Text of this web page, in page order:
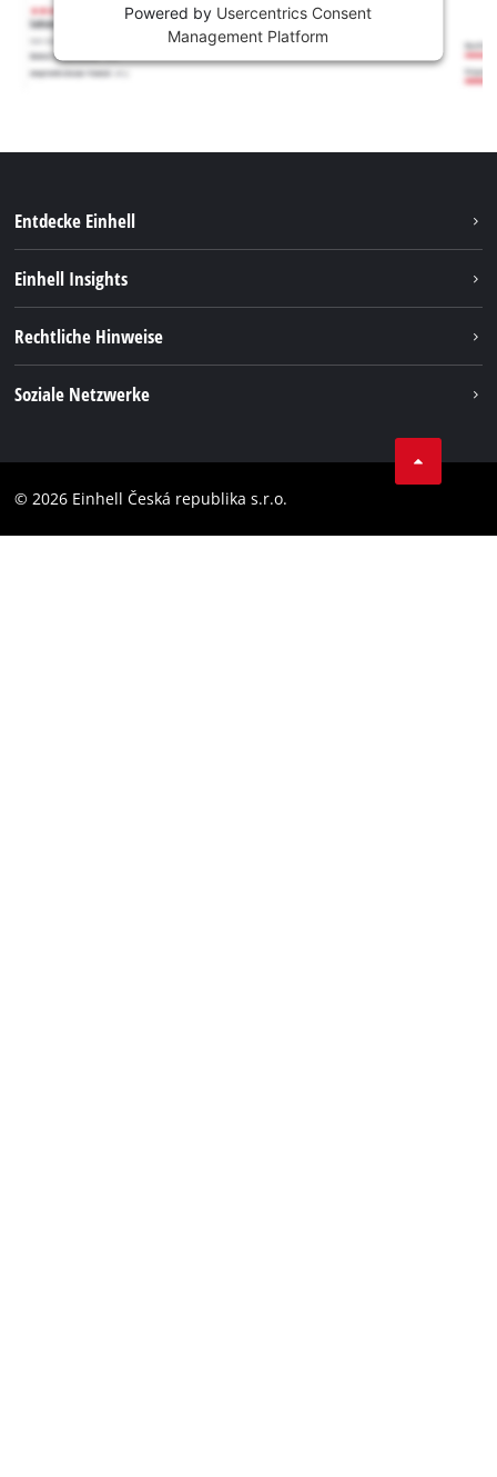
Powered by Usercentrics Consent
Management Platform
Entdecke Einhell
Akkusystem
Einhell Insights
Rechtliche Hinweise
Barrierefreiheits-Erklärung
Soziale Netzwerke
Instagram
© 2026 Einhell Česká republika s.r.o.